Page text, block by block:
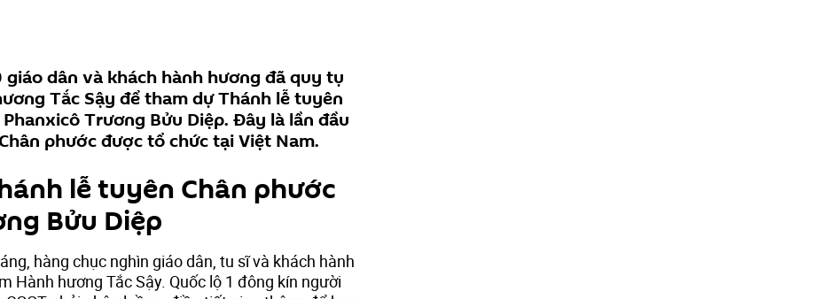
giáo dân và khách hành hương đã quy tụ
Tắc Sậy để tham dự Thánh lễ tuyên
Trương Bửu Diệp. Đây là lần đầu
phước được tổ chức tại Việt Nam.
lễ tuyên Chân phước
Bửu Diệp
hàng chục nghìn giáo dân, tu sĩ và khách hành
Hành hương Tắc Sậy. Quốc lộ 1 đông kín người